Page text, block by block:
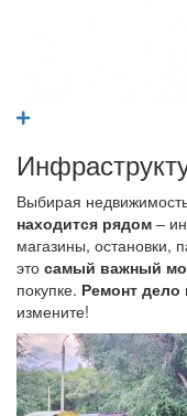
Выбирая
находится рядом –
магазины, остановки,
это самый важный
покупке. Ремонт дело
измените!